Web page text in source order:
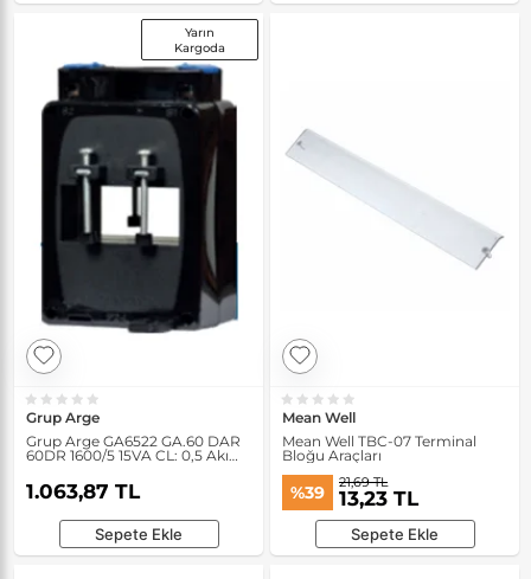
Yarın
Kargoda
Grup Arge
Grup Arge GA6522 GA.60 DAR
60DR 1600/5 15VA CL: 0,5 Akım
1.063,87 TL
Sepete Ekle
Mean Well
Mean Well TBC-07 Terminal
Bloğu Araçları
%39 21,69 TL
13,23 TL
Sepete Ekle